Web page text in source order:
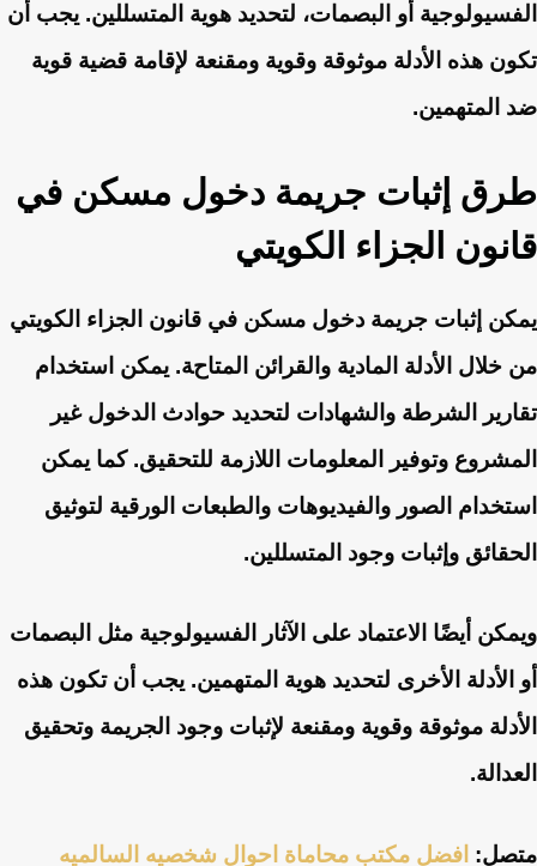
الفسيولوجية أو البصمات، لتحديد هوية المتسللين. يجب أن
تكون هذه الأدلة موثوقة وقوية ومقنعة لإقامة قضية قوية
ضد المتهمين.
طرق إثبات جريمة دخول مسكن في
قانون الجزاء الكويتي
يمكن إثبات جريمة دخول مسكن في قانون الجزاء الكويتي
من خلال الأدلة المادية والقرائن المتاحة. يمكن استخدام
تقارير الشرطة والشهادات لتحديد حوادث الدخول غير
المشروع وتوفير المعلومات اللازمة للتحقيق. كما يمكن
استخدام الصور والفيديوهات والطبعات الورقية لتوثيق
الحقائق وإثبات وجود المتسللين.
ويمكن أيضًا الاعتماد على الآثار الفسيولوجية مثل البصمات
أو الأدلة الأخرى لتحديد هوية المتهمين. يجب أن تكون هذه
الأدلة موثوقة وقوية ومقنعة لإثبات وجود الجريمة وتحقيق
العدالة.
متصل: افضل مكتب محاماة احوال شخصيه السالميه